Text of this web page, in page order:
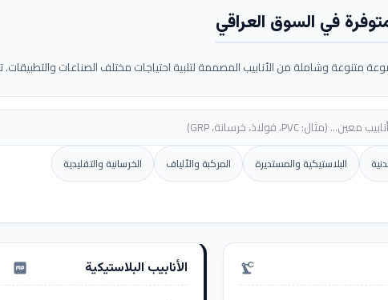
في السوق العراقي
متنوعة وشاملة من الأنابيب المصممة لتلبية احتياجات مختلف الصناعات والتطبيقات.
البلاستيكية والمستديرة المركبة والألياف الخرسانية والتقليدية
precision_manufacturing الأنابيب البلاستيكية